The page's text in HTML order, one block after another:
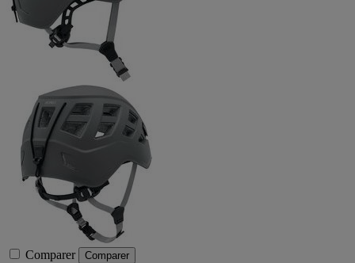
Comparer Comparer